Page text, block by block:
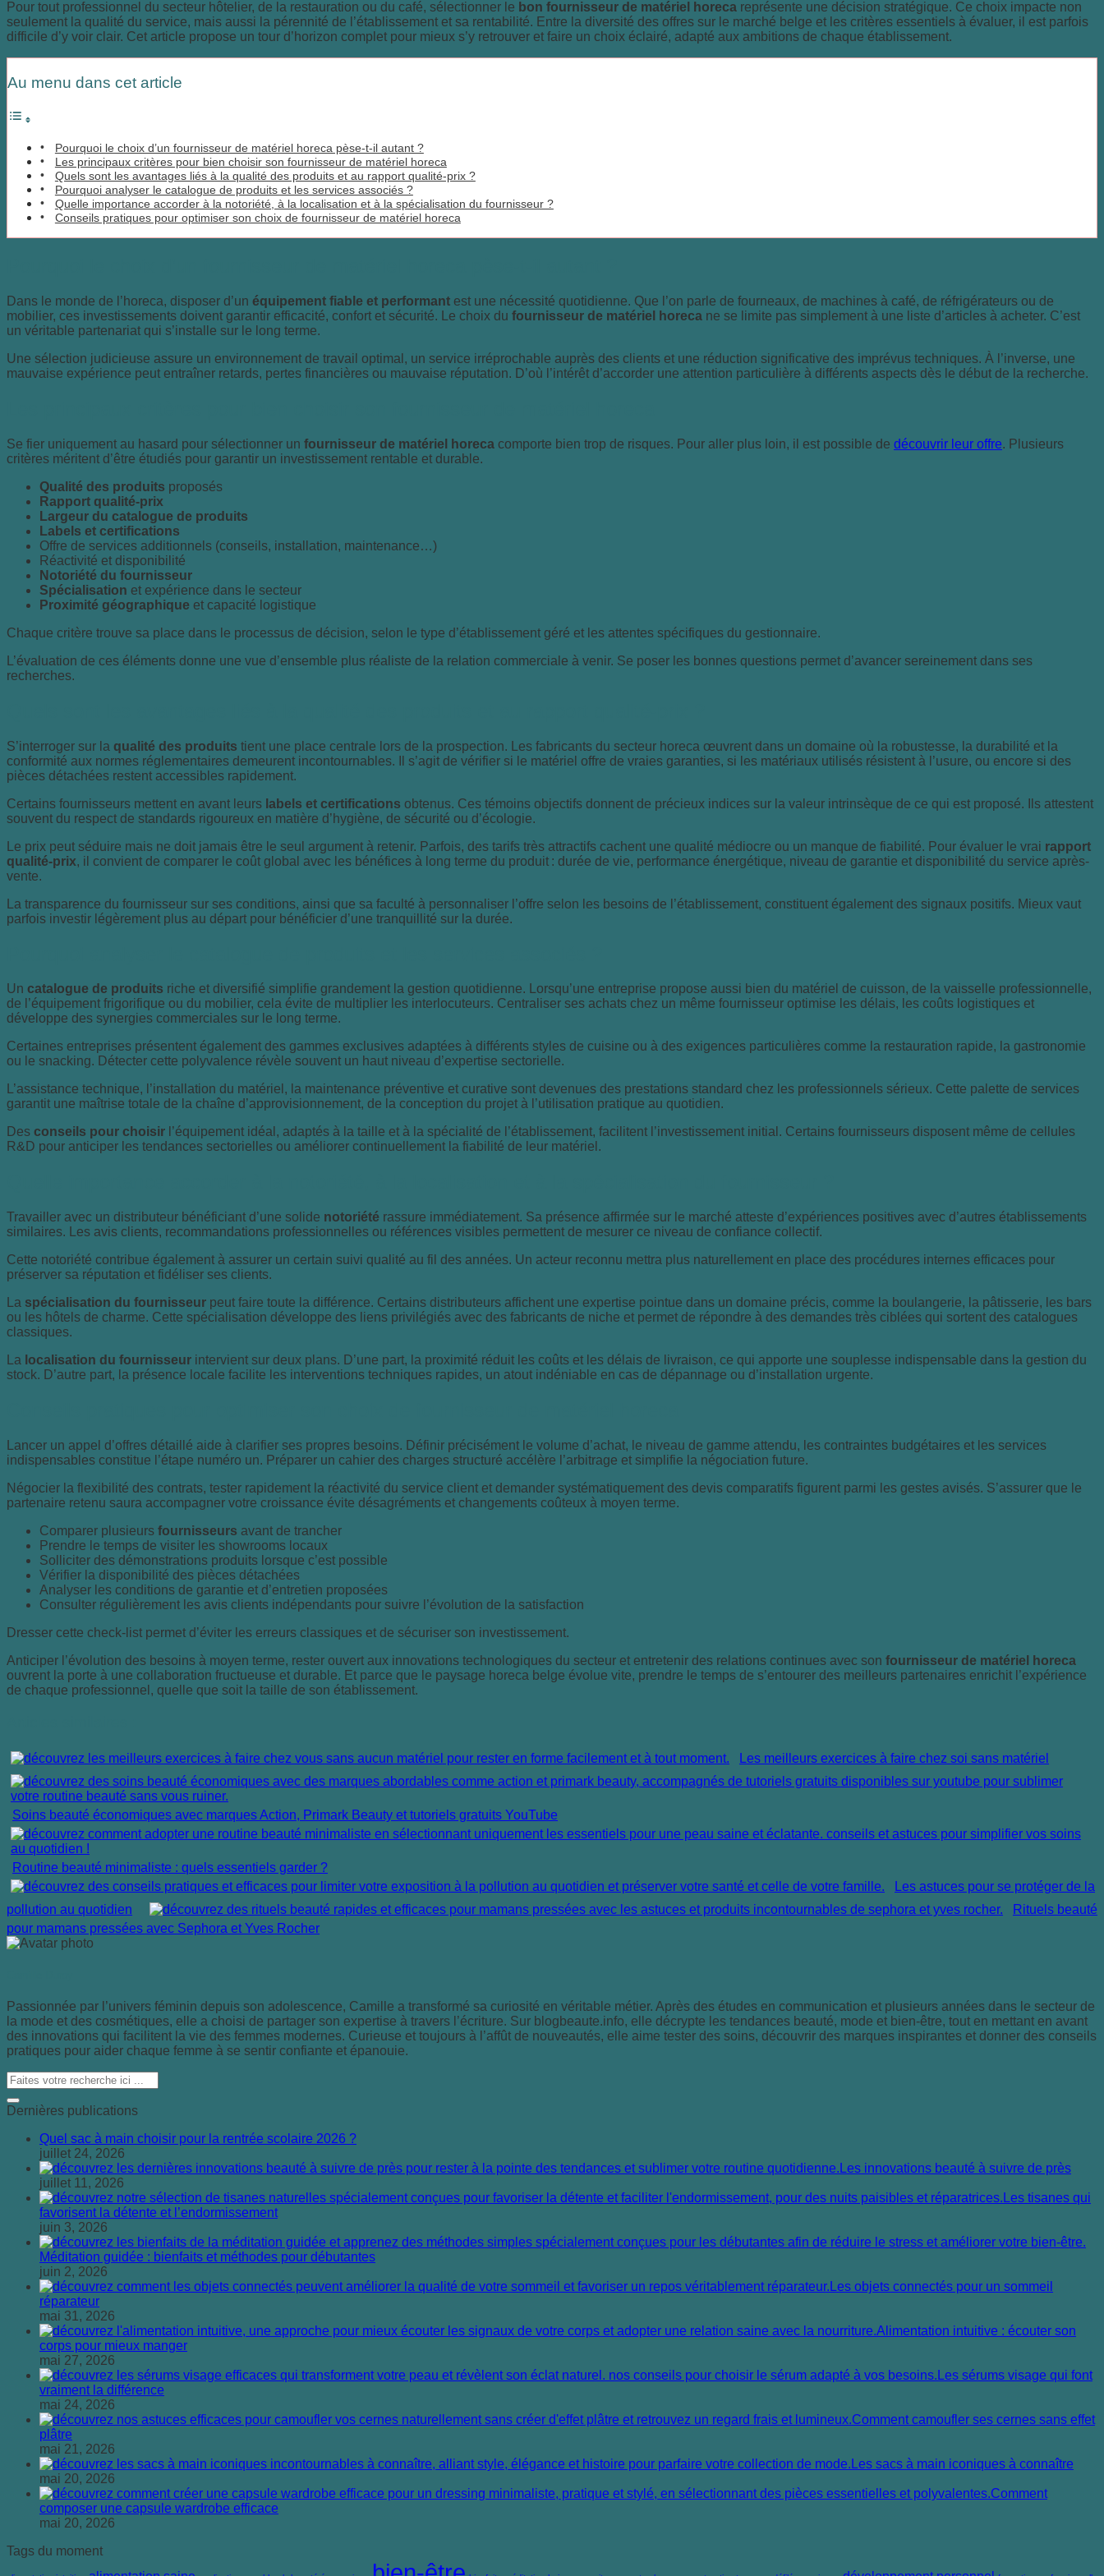
Pour tout professionnel du secteur hôtelier, de la restauration ou du café, sélectionner le bon fournisseur de matériel horeca représente une décision stratégique. Ce choix impacte non
seulement la qualité du service, mais aussi la pérennité de l’établissement et sa rentabilité. Entre la diversité des offres sur le marché belge et les critères essentiels à évaluer, il est parfois
difficile d’y voir clair. Cet article propose un tour d’horizon complet pour mieux s’y retrouver et faire un choix éclairé, adapté aux ambitions de chaque établissement.
Au menu dans cet article
Pourquoi le choix d’un fournisseur de matériel horeca pèse-t-il autant ?
Les principaux critères pour bien choisir son fournisseur de matériel horeca
Quels sont les avantages liés à la qualité des produits et au rapport qualité-prix ?
Pourquoi analyser le catalogue de produits et les services associés ?
Quelle importance accorder à la notoriété, à la localisation et à la spécialisation du fournisseur ?
Conseils pratiques pour optimiser son choix de fournisseur de matériel horeca
Dans le monde de l’horeca, disposer d’un équipement fiable et performant est une nécessité quotidienne. Que l’on parle de fourneaux, de machines à café, de réfrigérateurs ou de
mobilier, ces investissements doivent garantir efficacité, confort et sécurité. Le choix du fournisseur de matériel horeca ne se limite pas simplement à une liste d’articles à acheter. C’est
un véritable partenariat qui s’installe sur le long terme.
Une sélection judicieuse assure un environnement de travail optimal, un service irréprochable auprès des clients et une réduction significative des imprévus techniques. À l’inverse, une
mauvaise expérience peut entraîner retards, pertes financières ou mauvaise réputation. D’où l’intérêt d’accorder une attention particulière à différents aspects dès le début de la recherche.
Se fier uniquement au hasard pour sélectionner un fournisseur de matériel horeca comporte bien trop de risques. Pour aller plus loin, il est possible de découvrir leur offre. Plusieurs
critères méritent d’être étudiés pour garantir un investissement rentable et durable.
Qualité des produits proposés
Rapport qualité-prix
Largeur du catalogue de produits
Labels et certifications
Offre de services additionnels (conseils, installation, maintenance…)
Réactivité et disponibilité
Notoriété du fournisseur
Spécialisation et expérience dans le secteur
Proximité géographique et capacité logistique
Chaque critère trouve sa place dans le processus de décision, selon le type d’établissement géré et les attentes spécifiques du gestionnaire.
L’évaluation de ces éléments donne une vue d’ensemble plus réaliste de la relation commerciale à venir. Se poser les bonnes questions permet d’avancer sereinement dans ses
recherches.
S’interroger sur la qualité des produits tient une place centrale lors de la prospection. Les fabricants du secteur horeca œuvrent dans un domaine où la robustesse, la durabilité et la
conformité aux normes réglementaires demeurent incontournables. Il s’agit de vérifier si le matériel offre de vraies garanties, si les matériaux utilisés résistent à l’usure, ou encore si des
pièces détachées restent accessibles rapidement.
Certains fournisseurs mettent en avant leurs labels et certifications obtenus. Ces témoins objectifs donnent de précieux indices sur la valeur intrinsèque de ce qui est proposé. Ils attestent
souvent du respect de standards rigoureux en matière d’hygiène, de sécurité ou d’écologie.
Le prix peut séduire mais ne doit jamais être le seul argument à retenir. Parfois, des tarifs très attractifs cachent une qualité médiocre ou un manque de fiabilité. Pour évaluer le vrai rapport
qualité-prix, il convient de comparer le coût global avec les bénéfices à long terme du produit : durée de vie, performance énergétique, niveau de garantie et disponibilité du service après-
vente.
La transparence du fournisseur sur ses conditions, ainsi que sa faculté à personnaliser l’offre selon les besoins de l’établissement, constituent également des signaux positifs. Mieux vaut
parfois investir légèrement plus au départ pour bénéficier d’une tranquillité sur la durée.
Un catalogue de produits riche et diversifié simplifie grandement la gestion quotidienne. Lorsqu’une entreprise propose aussi bien du matériel de cuisson, de la vaisselle professionnelle,
de l’équipement frigorifique ou du mobilier, cela évite de multiplier les interlocuteurs. Centraliser ses achats chez un même fournisseur optimise les délais, les coûts logistiques et
développe des synergies commerciales sur le long terme.
Certaines entreprises présentent également des gammes exclusives adaptées à différents styles de cuisine ou à des exigences particulières comme la restauration rapide, la gastronomie
ou le snacking. Détecter cette polyvalence révèle souvent un haut niveau d’expertise sectorielle.
L’assistance technique, l’installation du matériel, la maintenance préventive et curative sont devenues des prestations standard chez les professionnels sérieux. Cette palette de services
garantit une maîtrise totale de la chaîne d’approvisionnement, de la conception du projet à l’utilisation pratique au quotidien.
Des conseils pour choisir l’équipement idéal, adaptés à la taille et à la spécialité de l’établissement, facilitent l’investissement initial. Certains fournisseurs disposent même de cellules
R&D pour anticiper les tendances sectorielles ou améliorer continuellement la fiabilité de leur matériel.
Travailler avec un distributeur bénéficiant d’une solide notoriété rassure immédiatement. Sa présence affirmée sur le marché atteste d’expériences positives avec d’autres établissements
similaires. Les avis clients, recommandations professionnelles ou références visibles permettent de mesurer ce niveau de confiance collectif.
Cette notoriété contribue également à assurer un certain suivi qualité au fil des années. Un acteur reconnu mettra plus naturellement en place des procédures internes efficaces pour
préserver sa réputation et fidéliser ses clients.
La spécialisation du fournisseur peut faire toute la différence. Certains distributeurs affichent une expertise pointue dans un domaine précis, comme la boulangerie, la pâtisserie, les bars
ou les hôtels de charme. Cette spécialisation développe des liens privilégiés avec des fabricants de niche et permet de répondre à des demandes très ciblées qui sortent des catalogues
classiques.
La localisation du fournisseur intervient sur deux plans. D’une part, la proximité réduit les coûts et les délais de livraison, ce qui apporte une souplesse indispensable dans la gestion du
stock. D’autre part, la présence locale facilite les interventions techniques rapides, un atout indéniable en cas de dépannage ou d’installation urgente.
Lancer un appel d’offres détaillé aide à clarifier ses propres besoins. Définir précisément le volume d’achat, le niveau de gamme attendu, les contraintes budgétaires et les services
indispensables constitue l’étape numéro un. Préparer un cahier des charges structuré accélère l’arbitrage et simplifie la négociation future.
Négocier la flexibilité des contrats, tester rapidement la réactivité du service client et demander systématiquement des devis comparatifs figurent parmi les gestes avisés. S’assurer que le
partenaire retenu saura accompagner votre croissance évite désagréments et changements coûteux à moyen terme.
Comparer plusieurs fournisseurs avant de trancher
Prendre le temps de visiter les showrooms locaux
Solliciter des démonstrations produits lorsque c’est possible
Vérifier la disponibilité des pièces détachées
Analyser les conditions de garantie et d’entretien proposées
Consulter régulièrement les avis clients indépendants pour suivre l’évolution de la satisfaction
Dresser cette check-list permet d’éviter les erreurs classiques et de sécuriser son investissement.
Anticiper l’évolution des besoins à moyen terme, rester ouvert aux innovations technologiques du secteur et entretenir des relations continues avec son fournisseur de matériel horeca
ouvrent la porte à une collaboration fructueuse et durable. Et parce que le paysage horeca belge évolue vite, prendre le temps de s’entourer des meilleurs partenaires enrichit l’expérience
de chaque professionnel, quelle que soit la taille de son établissement.
Les meilleurs exercices à faire chez soi sans matériel
Soins beauté économiques avec marques Action, Primark Beauty et tutoriels gratuits YouTube
Routine beauté minimaliste : quels essentiels garder ?
Les astuces pour se protéger de la
pollution au quotidien
Rituels beauté
pour mamans pressées avec Sephora et Yves Rocher
Passionnée par l’univers féminin depuis son adolescence, Camille a transformé sa curiosité en véritable métier. Après des études en communication et plusieurs années dans le secteur de
la mode et des cosmétiques, elle a choisi de partager son expertise à travers l’écriture. Sur blogbeaute.info, elle décrypte les tendances beauté, mode et bien-être, tout en mettant en avant
des innovations qui facilitent la vie des femmes modernes. Curieuse et toujours à l’affût de nouveautés, elle aime tester des soins, découvrir des marques inspirantes et donner des conseils
pratiques pour aider chaque femme à se sentir confiante et épanouie.
Dernières publications
Quel sac à main choisir pour la rentrée scolaire 2026 ?
juillet 24, 2026
Les innovations beauté à suivre de près
juillet 11, 2026
Les tisanes qui
favorisent la détente et l’endormissement
juin 3, 2026
Méditation guidée : bienfaits et méthodes pour débutantes
juin 2, 2026
Les objets connectés pour un sommeil
réparateur
mai 31, 2026
Alimentation intuitive : écouter son
corps pour mieux manger
mai 27, 2026
Les sérums visage qui font
vraiment la différence
mai 24, 2026
Comment camoufler ses cernes sans effet
plâtre
mai 21, 2026
Les sacs à main iconiques à connaître
mai 20, 2026
Comment
composer une capsule wardrobe efficace
mai 20, 2026
Tags du moment